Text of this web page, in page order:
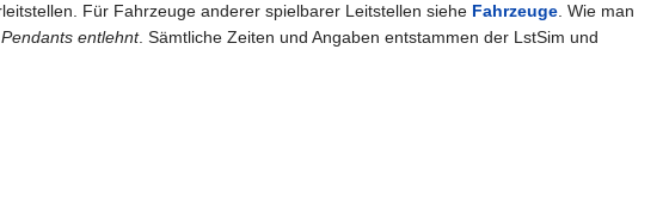
Für Fahrzeuge anderer spielbarer Leitstellen siehe Fahrzeuge . Wie man
entlehnt. Sämtliche Zeiten und Angaben entstammen der LstSim und